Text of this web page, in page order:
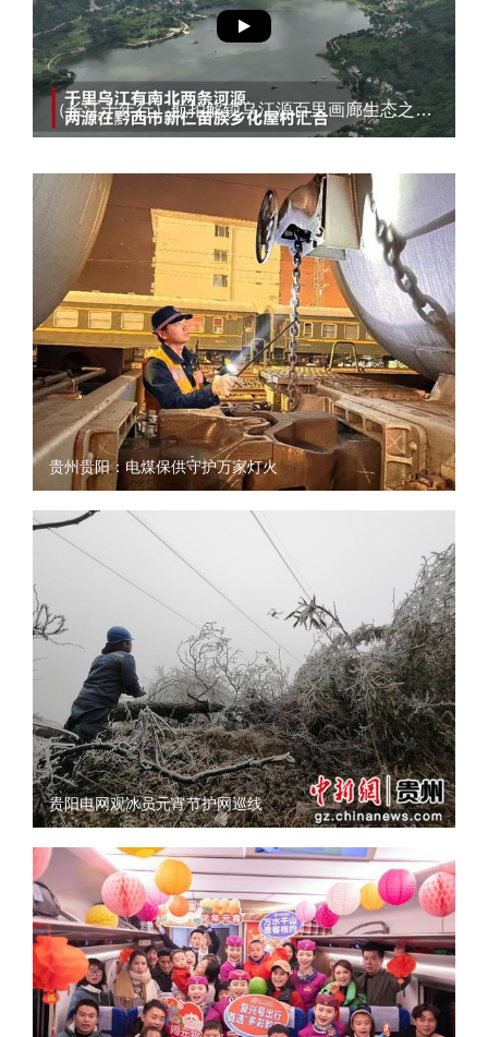
（长江十年行）航拍解锁乌江源百里画廊生态之美23
贵州贵阳：电煤保供守护万家灯火
贵阳电网观冰员元宵节护网巡线